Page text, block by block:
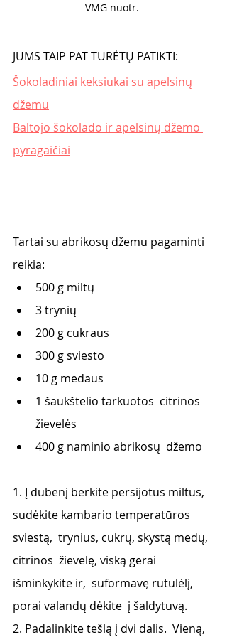
VMG nuotr.
JUMS TAIP PAT TURĖTŲ PATIKTI:
Šokoladiniai keksiukai su apelsinų
džemu
Baltojo šokolado ir apelsinų džemo
pyragaičiai
Tartai su abrikosų džemu pagaminti
reikia:
500 g miltų
3 trynių
200 g cukraus
300 g sviesto
10 g medaus
1 šaukštelio tarkuotos  citrinos
žievelės
400 g naminio abrikosų  džemo
1. Į dubenį berkite persijotus miltus,
sudėkite kambario temperatūros
sviestą,  trynius, cukrų, skystą medų,
citrinos  žievelę, viską gerai
išminkykite ir,  suformavę rutulėlį,
porai valandų dėkite  į šaldytuvą.
2. Padalinkite tešlą į dvi dalis.  Vieną,